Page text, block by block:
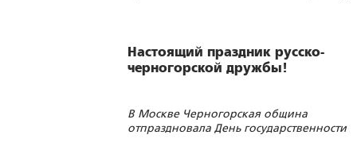
Настоящий праздник русско-
черногорской дружбы!
В Москве Черногорская община
отпраздновала День государственности